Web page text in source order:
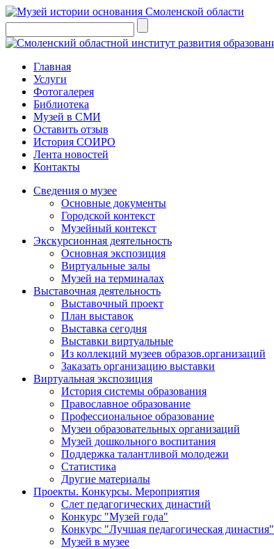
Главная
Услуги
Фотогалерея
Библиотека
Музей в СМИ
Оставить отзыв
История СОИРО
Лента новостей
Контакты
Сведения о музее
Основные документы
Городской контекст
Музейный контекст
Экскурсионная деятельность
Основная экспозиция
Виртуальные залы
Музей на терминалах
Выставочная деятельность
Выставочный проект
План выставок
Выставка сегодня
Выставки виртуальные
Из коллекций музеев образов.организаций
Заказать организацию выставки
Виртуальная экспозиция
История системы образования
Православное образование
Профессиональное образование
Музеи образовательных организаций
Музей дошкольного воспитания
Поддержка талантливой молодежи
Статистика
Другие материалы
Проекты. Конкурсы. Мероприятия
Cлет педагогических династий
Конкурс "Музей года"
Конкурс "Лучшая педагогическая династия"
Музей в музее